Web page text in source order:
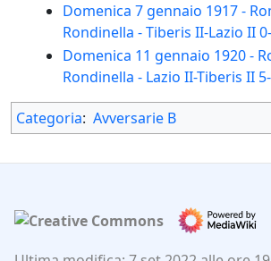
Domenica 7 gennaio 1917 -
Rondinella - Tiberis II-Lazio II
Domenica 11 gennaio 1920 -
Rondinella - Lazio II-Tiberis II
Categoria: Avversarie B